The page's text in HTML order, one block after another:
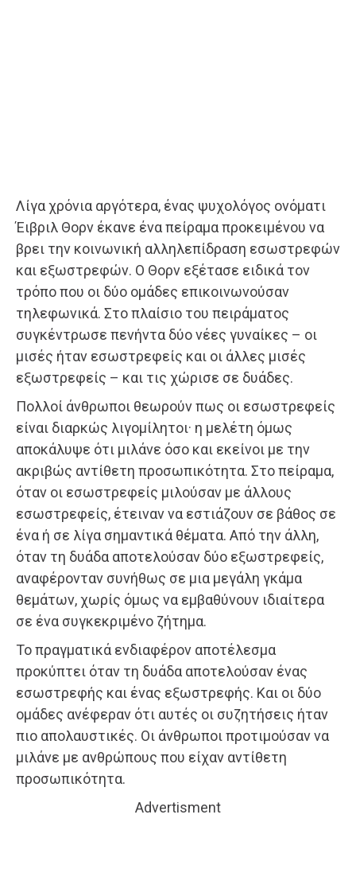
Λίγα χρόνια αργότερα, ένας ψυχολόγος ονόματι
Έιβριλ Θορν έκανε ένα πείραμα προκειμένου να
βρει την κοινωνική αλληλεπίδραση εσωστρεφών
και εξωστρεφών. Ο Θορν εξέτασε ειδικά τον
τρόπο που οι δύο ομάδες επικοινωνούσαν
τηλεφωνικά. Στο πλαίσιο του πειράματος
συγκέντρωσε πενήντα δύο νέες γυναίκες – οι
μισές ήταν εσωστρεφείς και οι άλλες μισές
εξωστρεφείς – και τις χώρισε σε δυάδες.
Πολλοί άνθρωποι θεωρούν πως οι εσωστρεφείς
είναι διαρκώς λιγομίλητοι· η μελέτη όμως
αποκάλυψε ότι μιλάνε όσο και εκείνοι με την
ακριβώς αντίθετη προσωπικότητα. Στο πείραμα,
όταν οι εσωστρεφείς μιλούσαν με άλλους
εσωστρεφείς, έτειναν να εστιάζουν σε βάθος σε
ένα ή σε λίγα σημαντικά θέματα. Από την άλλη,
όταν τη δυάδα αποτελούσαν δύο εξωστρεφείς,
αναφέρονταν συνήθως σε μια μεγάλη γκάμα
θεμάτων, χωρίς όμως να εμβαθύνουν ιδιαίτερα
σε ένα συγκεκριμένο ζήτημα.
Το πραγματικά ενδιαφέρον αποτέλεσμα
προκύπτει όταν τη δυάδα αποτελούσαν ένας
εσωστρεφής και ένας εξωστρεφής. Και οι δύο
ομάδες ανέφεραν ότι αυτές οι συζητήσεις ήταν
πιο απολαυστικές. Οι άνθρωποι προτιμούσαν να
μιλάνε με ανθρώπους που είχαν αντίθετη
προσωπικότητα.
Advertisment